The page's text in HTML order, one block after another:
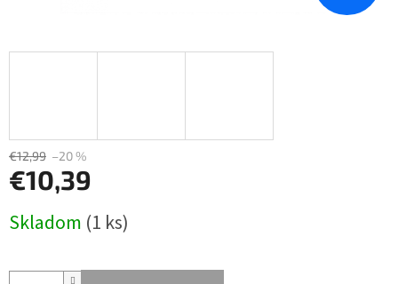
€12,99 –20 %
€10,39
cena:
Skladom (1 ks)